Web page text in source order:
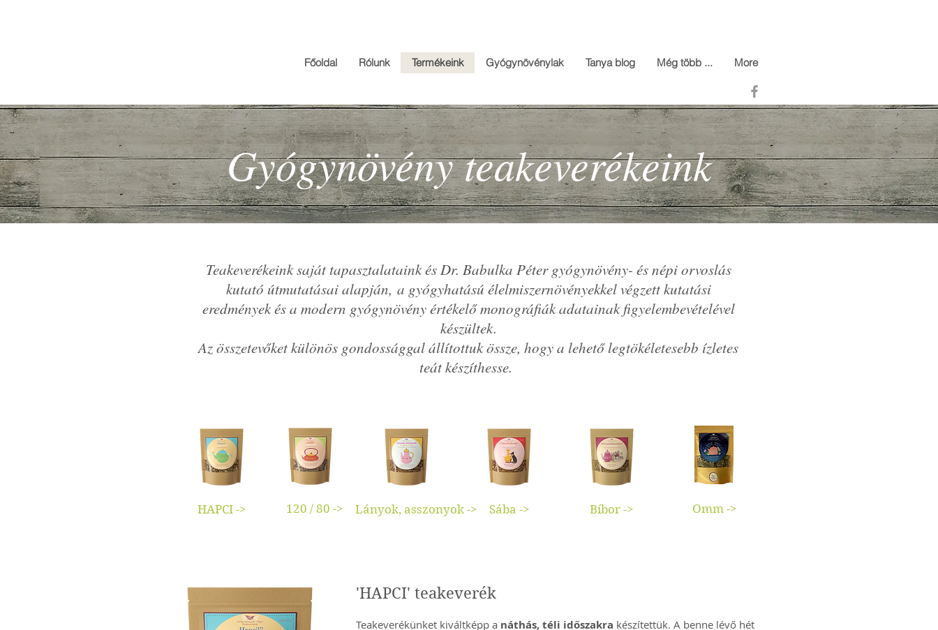
Főoldal Rólunk Termékeink Gyógynövénylak Tanya blog Még több ... More
Gyógynövény teakeverékeink
Teakeverékeink saját tapasztalataink és Dr. Babulka Péter gyógynövény- és népi orvoslás
kutató útmutatásai alapján, a gyógyhatású élelmiszernövényekkel végzett kutatási
eredmények és a modern gyógynövény értékelő monográfiák adatainak figyelembevételével
készültek.
Az összetevőket különös gondossággal állítottuk össze, hogy a lehető legtökéletesebb ízletes
teát készíthesse.
Sába ->
Lányok, asszonyok ->
120 / 80 ->
HAPCI -> Bíbor -> Omm ->
'HAPCI' teakeverék
Teakeverékünket kiváltképp a náthás, téli időszakra készítettük. A benne lévő hét